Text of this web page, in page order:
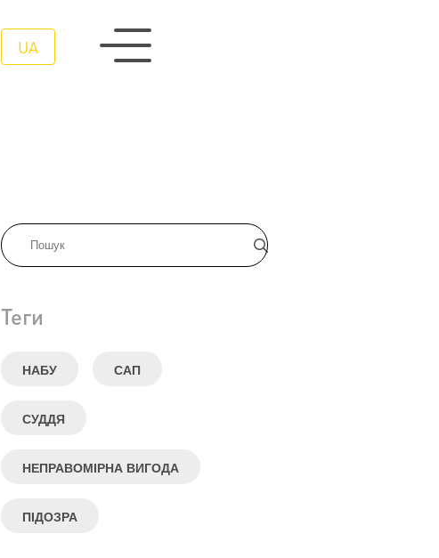
UA
Теги
НАБУ САП
СУДДЯ
НЕПРАВОМІРНА ВИГОДА
ПІДОЗРА